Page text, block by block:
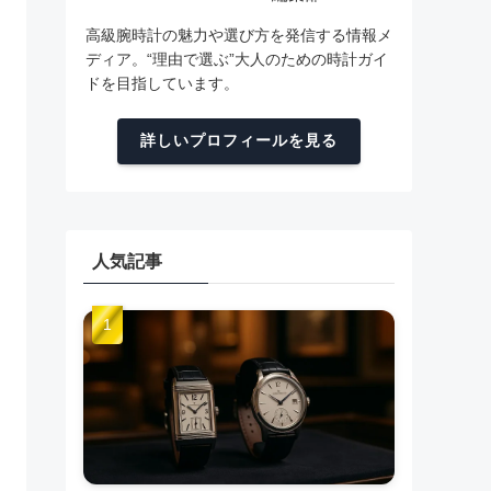
高級腕時計の魅力や選び方を発信する情報メ
ディア。“理由で選ぶ”大人のための時計ガイ
ドを目指しています。
詳しいプロフィールを見る
人気記事